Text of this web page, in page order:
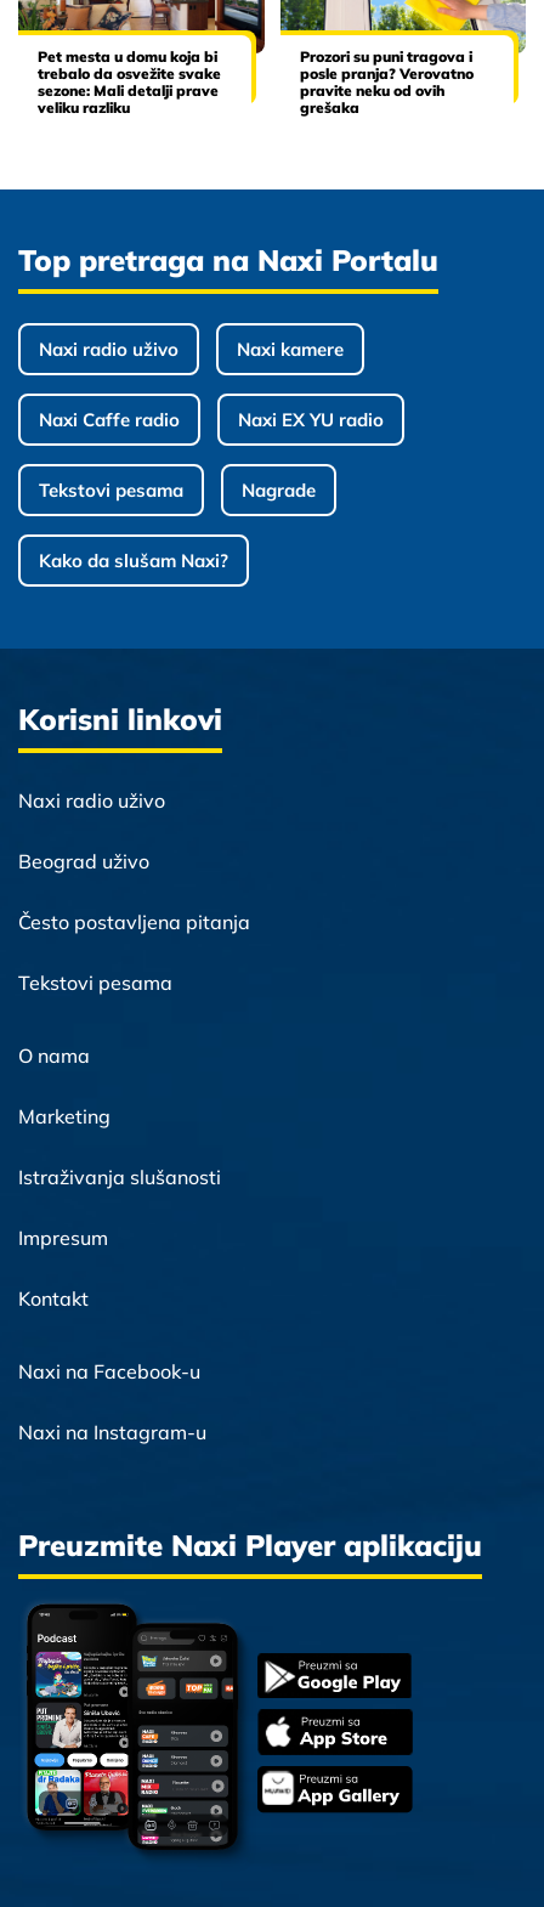
Pet mesta u domu koja bi
trebalo da osvežite svake
sezone: Mali detalji prave
veliku razliku
Prozori su puni tragova i
posle pranja? Verovatno
pravite neku od ovih
grešaka
Top pretraga na Naxi Portalu
Naxi radio uživo Naxi kamere
Naxi Caffe radio Naxi EX YU radio
Tekstovi pesama Nagrade
Kako da slušam Naxi?
Korisni linkovi
Naxi radio uživo
Beograd uživo
Često postavljena pitanja
Tekstovi pesama
O nama
Marketing
Istraživanja slušanosti
Impresum
Kontakt
Naxi na Facebook-u
Naxi na Instagram-u
Preuzmite Naxi Player aplikaciju